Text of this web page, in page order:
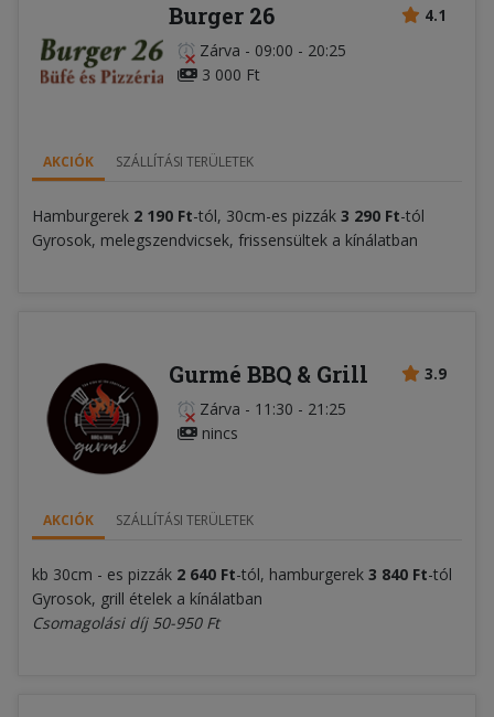
4.1
Burger 26
Zárva - 09:00 - 20:25
3 000 Ft
AKCIÓK SZÁLLÍTÁSI TERÜLETEK
Hamburgerek 2 190 Ft-tól, 30cm-es pizzák 3 290 Ft-tól
Gyrosok, melegszendvicsek, frissensültek a kínálatban
3.9
Gurmé BBQ & Grill
Zárva - 11:30 - 21:25
nincs
AKCIÓK SZÁLLÍTÁSI TERÜLETEK
kb 30cm - es pizzák 2 640 Ft-tól, hamburgerek 3 840 Ft-tól
Gyrosok, grill ételek a kínálatban
Csomagolási díj 50-950 Ft